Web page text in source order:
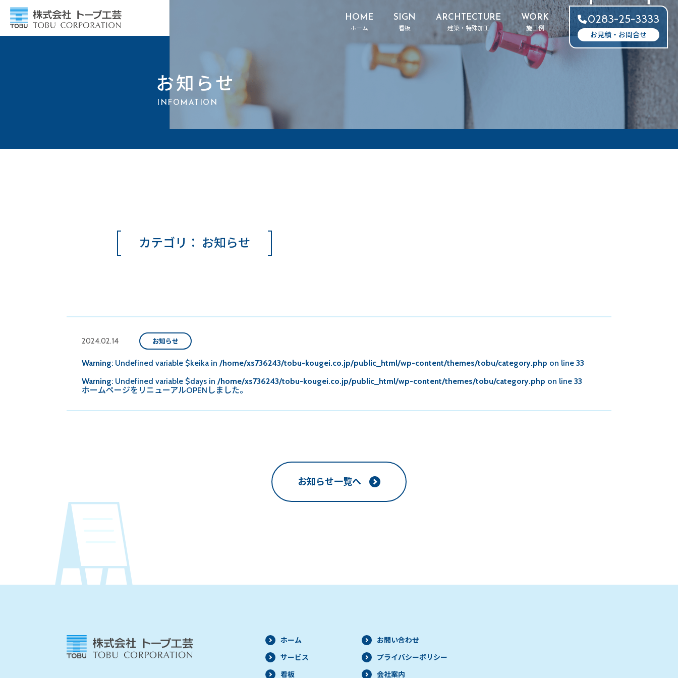
HOME
ホーム
SIGN
看板
ARCHTECTURE
建築・特殊加工
WORK
施工例
0283-25-3333
お見積・お問合せ
お知らせ
INFOMATION
カテゴリ： お知らせ
2024.02.14 お知らせ
Warning: Undefined variable $keika in /home/xs736243/tobu-kougei.co.jp/public_html/wp-content/themes/tobu/category.php on line 33
Warning: Undefined variable $days in /home/xs736243/tobu-kougei.co.jp/public_html/wp-content/themes/tobu/category.php on line 33
ホームページをリニューアルOPENしました。
お知らせ一覧へ
ホーム
サービス
看板
お問い合わせ
プライバシーポリシー
会社案内